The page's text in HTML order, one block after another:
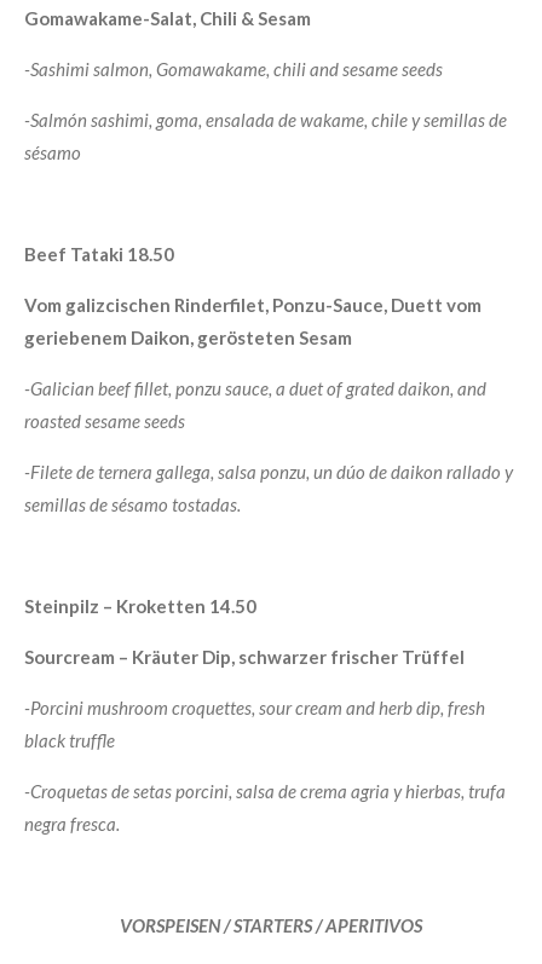
Gomawakame-Salat, Chili & Sesam
-Sashimi salmon, Gomawakame, chili and sesame seeds
-Salmón sashimi, goma, ensalada de wakame, chile y semillas de
sésamo
Beef Tataki 18.50
Vom galizcischen Rinderfilet, Ponzu-Sauce, Duett vom
geriebenem Daikon, gerösteten Sesam
-Galician beef fillet, ponzu sauce, a duet of grated daikon, and
roasted sesame seeds
-Filete de ternera gallega, salsa ponzu, un dúo de daikon rallado y
semillas de sésamo tostadas.
Steinpilz – Kroketten 14.50
Sourcream – Kräuter Dip, schwarzer frischer Trüffel
-Porcini mushroom croquettes, sour cream and herb dip, fresh
black truffle
-Croquetas de setas porcini, salsa de crema agria y hierbas, trufa
negra fresca.
VORSPEISEN / STARTERS / APERITIVOS